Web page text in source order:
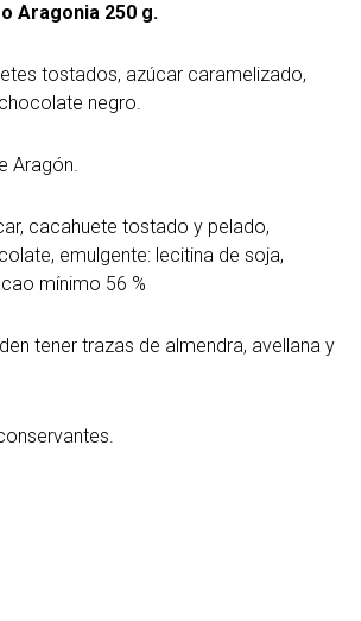
Aragonia 250 g.
tostados, azúcar caramelizado,
negro.
Aragón.
cacahuete tostado y pelado,
emulgente: lecitina de soja,
mínimo 56 %
tener trazas de almendra, avellana y